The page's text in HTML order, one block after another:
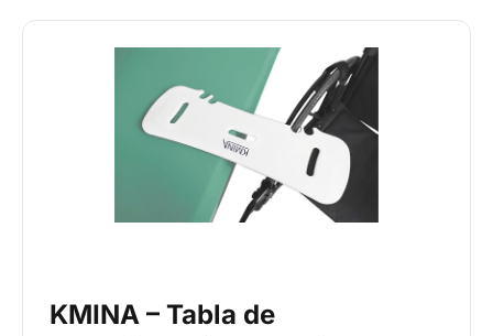
KMINA – Tabla de